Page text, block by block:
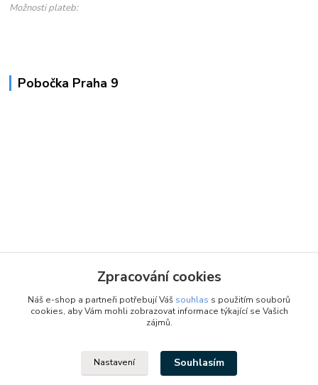
Možnosti plateb:
Pobočka Praha 9
Zpracování cookies
Náš e-shop a partneři potřebují Váš souhlas s použitím souborů
cookies, aby Vám mohli zobrazovat informace týkající se Vašich
zájmů.
Nastavení Souhlasím